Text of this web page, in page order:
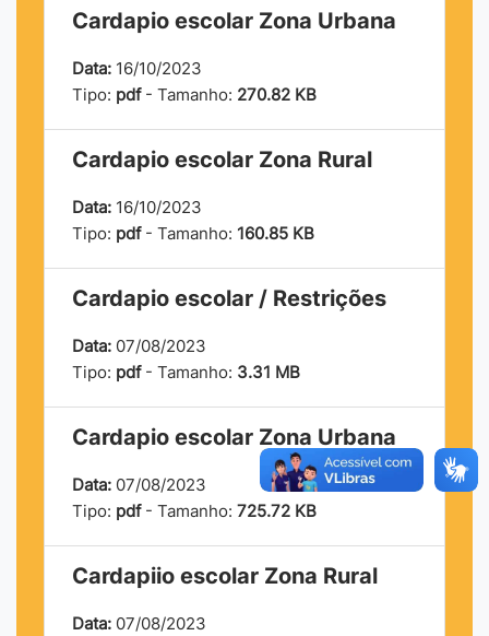
Cardapio escolar Zona Urbana
Data: 16/10/2023
Tipo: pdf- Tamanho: 270.82 KB
Cardapio escolar Zona Rural
Data: 16/10/2023
Tipo: pdf- Tamanho: 160.85 KB
Cardapio escolar / Restrições
Data: 07/08/2023
Tipo: pdf- Tamanho: 3.31 MB
Cardapio escolar Zona Urbana
Data: 07/08/2023
Tipo: pdf- Tamanho: 725.72 KB
Cardapiio escolar Zona Rural
Data: 07/08/2023